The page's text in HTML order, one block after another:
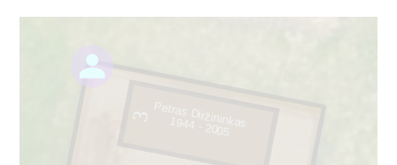
3 Petras Diržininkas
1944 - 2005